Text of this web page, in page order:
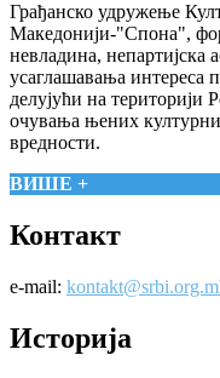
Грађанско удружење
Македонији-"Спона",
невладина, непартијска
усаглашавања интереса
делујући на
очувања њених
вредности.
ВИШЕ +
Контакт
e-mail:
Историја